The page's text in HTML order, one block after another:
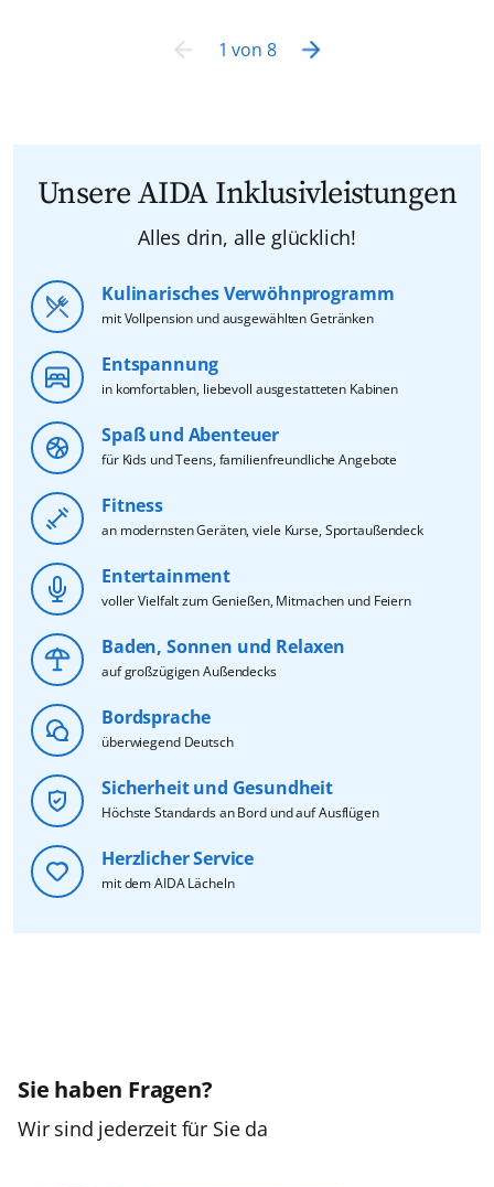
1 von 8
Unsere AIDA Inklusivleistungen
Alles drin, alle glücklich!
Kulinarisches Verwöhnprogramm
mit Vollpension und ausgewählten Getränken
Entspannung
in komfortablen, liebevoll ausgestatteten Kabinen
Spaß und Abenteuer
für Kids und Teens, familienfreundliche Angebote
Fitness
an modernsten Geräten, viele Kurse, Sportaußendeck
Entertainment
voller Vielfalt zum Genießen, Mitmachen und Feiern
Baden, Sonnen und Relaxen
auf großzügigen Außendecks
Bordsprache
überwiegend Deutsch
Sicherheit und Gesundheit
Höchste Standards an Bord und auf Ausflügen
Herzlicher Service
mit dem AIDA Lächeln
Sie haben Fragen?
Wir sind jederzeit für Sie da